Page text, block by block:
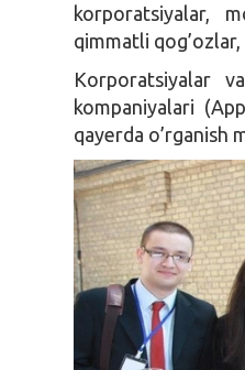
korporatsiyalar,
qimmatli
Korporatsiyalar
kompaniyalari
qayerda o’rganish